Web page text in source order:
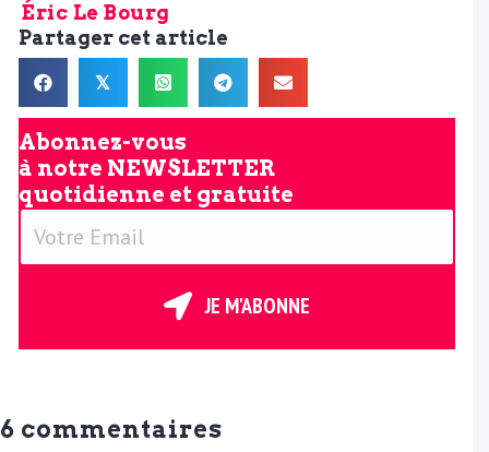
Éric Le Bourg
Partager cet article
𝕏
Abonnez-vous
à notre NEWSLETTER
quotidienne et gratuite
V
E
JE M'ABONNE
6 commentaires